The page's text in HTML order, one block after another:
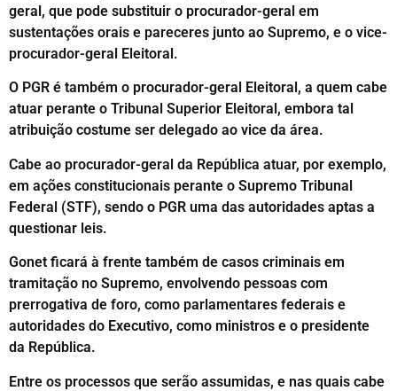
geral, que pode substituir o procurador-geral em
sustentações orais e pareceres junto ao Supremo, e o vice-
procurador-geral Eleitoral.
O PGR é também o procurador-geral Eleitoral, a quem cabe
atuar perante o Tribunal Superior Eleitoral, embora tal
atribuição costume ser delegado ao vice da área.
Cabe ao procurador-geral da República atuar, por exemplo,
em ações constitucionais perante o Supremo Tribunal
Federal (STF), sendo o PGR uma das autoridades aptas a
questionar leis.
Gonet ficará à frente também de casos criminais em
tramitação no Supremo, envolvendo pessoas com
prerrogativa de foro, como parlamentares federais e
autoridades do Executivo, como ministros e o presidente
da República.
Entre os processos que serão assumidas, e nas quais cabe